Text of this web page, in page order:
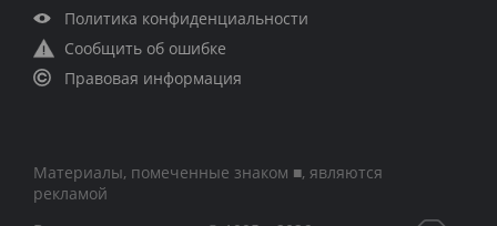
Политика конфиденциальности
Сообщить об ошибке
Правовая информация
Материалы, помеченные знаком ■, являются
рекламой